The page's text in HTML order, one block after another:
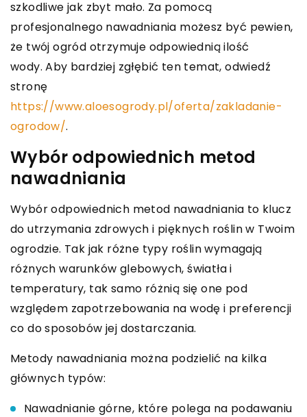
szkodliwe jak zbyt mało. Za pomocą
profesjonalnego nawadniania możesz być pewien,
że twój ogród otrzymuje odpowiednią ilość
wody.Aby bardziej zgłębić ten temat, odwiedź
stronę
https://www.aloesogrody.pl/oferta/zakladanie-
ogrodow/.
Wybór odpowiednich metod
nawadniania
Wybór odpowiednich metod nawadniania to klucz
do utrzymania zdrowych i pięknych roślin w Twoim
ogrodzie. Tak jak różne typy roślin wymagają
różnych warunków glebowych, światła i
temperatury, tak samo różnią się one pod
względem zapotrzebowania na wodę i preferencji
co do sposobów jej dostarczania.
Metody nawadniania można podzielić na kilka
głównych typów:
Nawadnianie górne, które polega na podawaniu